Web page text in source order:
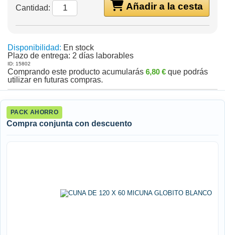
Añadir a la cesta
Cantidad:
Disponibilidad: En stock
Plazo de entrega: 2 días laborables
ID: 15802
Comprando este producto acumularás 6,80 € que podrás
utilizar en futuras compras.
PACK AHORRO
Compra conjunta con descuento